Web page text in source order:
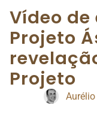
Vídeo
Projeto
Projeto